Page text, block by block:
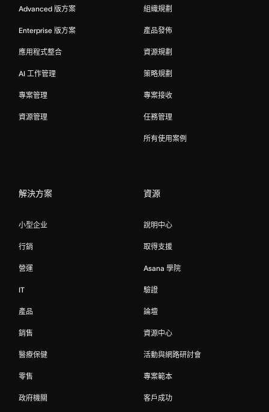
Advanced 版方案
Enterprise 版方案
應用程式整合
AI 工作管理
專案管理
資源管理
組織規劃
產品發佈
資源規劃
策略規劃
專案接收
任務管理
所有使用案例
解決方案
小型企业
行銷
營運
IT
產品
銷售
醫療保健
零售
政府機關
資源
說明中心
取得支援
Asana 學院
驗證
論壇
資源中心
活動與網路研討會
專案範本
客戶成功